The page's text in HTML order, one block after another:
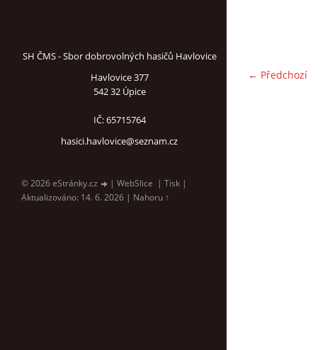
SH ČMS - Sbor dobrovolných hasičů Havlovice
Havlovice 377
542 32 Úpice
IČ: 65715764
hasici.havlovice@seznam.cz
© 2026 eStránky.cz | WebSlice | Tisk |
Aktualizováno: 14. 6. 2026 | Nahoru ↑
← Předchozí